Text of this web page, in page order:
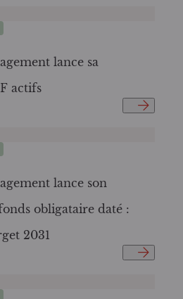
lance sa
actifs
lance son
obligataire daté :
2031